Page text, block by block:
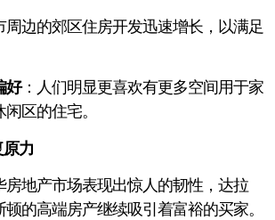
周边的郊区住房开发迅速增长，以满足
好：人们明显更喜欢有更多空间用于家
区的住宅。
力
房地产市场表现出惊人的韧性，达拉
的高端房产继续吸引着富裕的买家。